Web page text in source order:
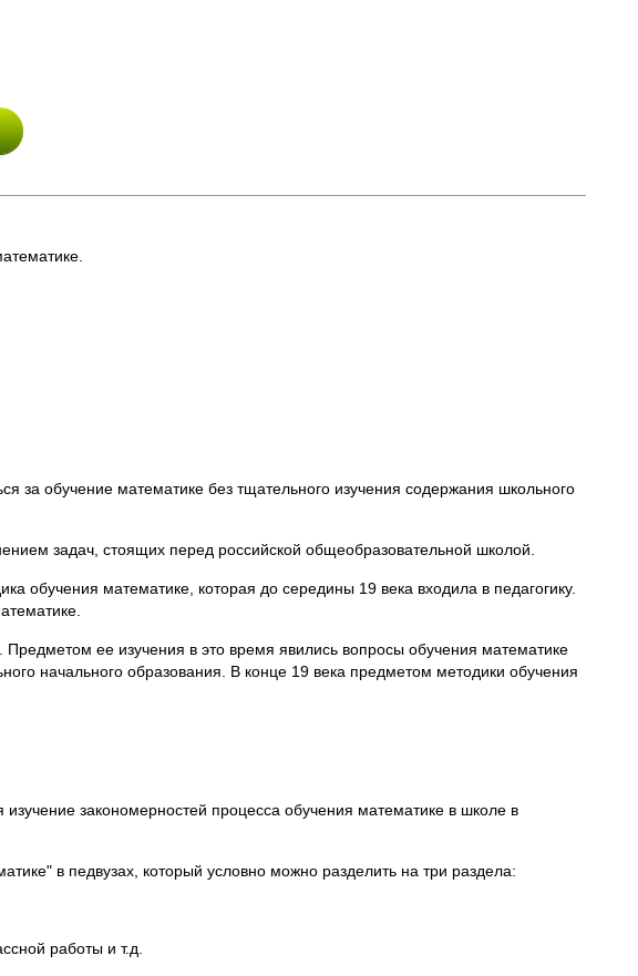
за обучение математике без тщательного изучения содержания школьного
задач, стоящих перед российской общеобразовательной школой.
математике, которая до середины 19 века входила в педагогику.
ее изучения в это время явились вопросы обучения математике
начального образования. В конце 19 века предметом методики обучения
закономерностей процесса обучения математике в школе в
в педвузах, который условно можно разделить на три раздела:
работы и т.д.